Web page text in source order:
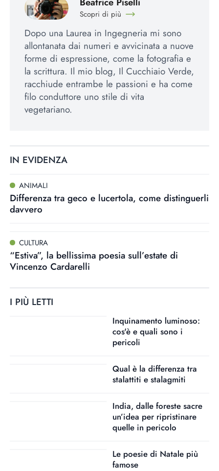
Scopri di più
Dopo una Laurea in Ingegneria mi sono
allontanata dai numeri e avvicinata a nuove
forme di espressione, come la fotografia e
la scrittura. Il mio blog, Il Cucchiaio Verde,
racchiude entrambe le passioni e ha come
filo conduttore uno stile di vita
vegetariano.
IN EVIDENZA
ANIMALI
Differenza tra geco e lucertola, come distinguerli
davvero
CULTURA
“Estiva”, la bellissima poesia sull’estate di
Vincenzo Cardarelli
I PIÙ LETTI
Inquinamento luminoso:
cos'è e quali sono i
pericoli
Qual è la differenza tra
stalattiti e stalagmiti
India, dalle foreste sacre
un’idea per ripristinare
quelle in pericolo
Le poesie di Natale più
famose